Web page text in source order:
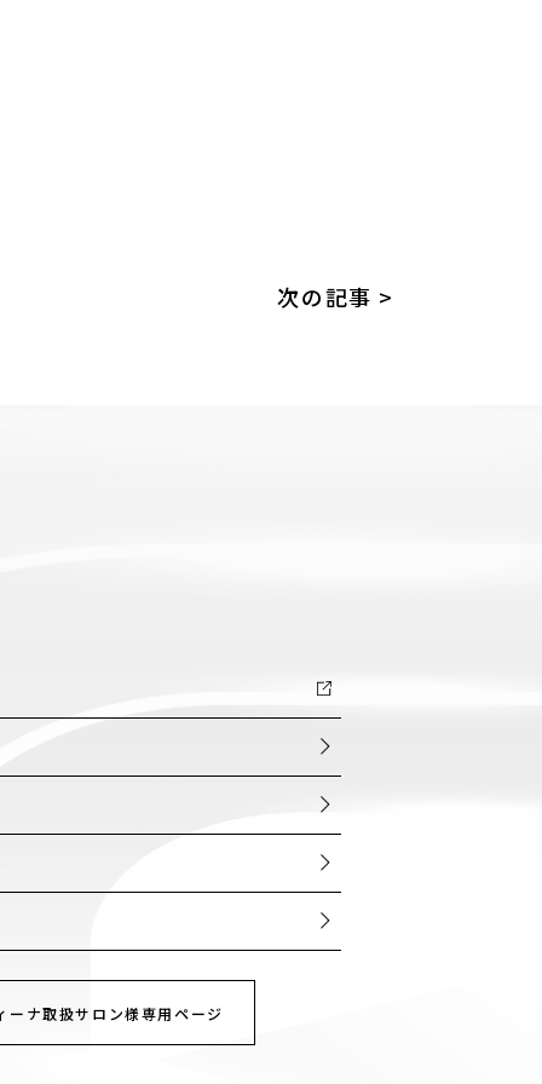
次の記事 >
ーナ取扱サロン様専用ページ